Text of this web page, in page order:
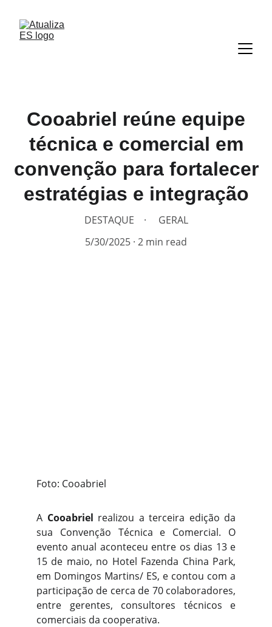
Cooabriel reúne equipe
técnica e comercial em
convenção para fortalecer
estratégias e integração
DESTAQUE
GERAL
5/30/2025 2 min read
Foto: Cooabriel
A Cooabriel realizou a terceira edição da
sua Convenção Técnica e Comercial. O
evento anual aconteceu entre os dias 13 e
15 de maio, no Hotel Fazenda China Park,
em Domingos Martins/ ES, e contou com a
participação de cerca de 70 colaboradores,
entre gerentes, consultores técnicos e
comerciais da cooperativa.